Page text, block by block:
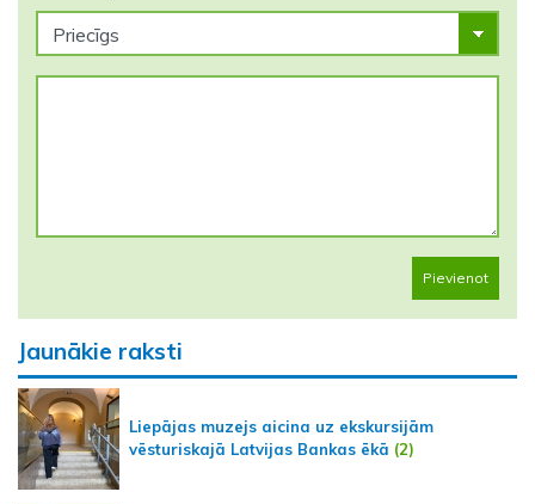
Pievienot
Jaunākie raksti
Liepājas muzejs aicina uz ekskursijām
vēsturiskajā Latvijas Bankas ēkā (2)